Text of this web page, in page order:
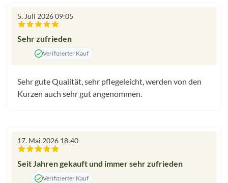
5. Juli 2026 09:05
Sehr zufrieden
Verifizierter Kauf
Sehr gute Qualität, sehr pflegeleicht, werden von den
Kurzen auch sehr gut angenommen.
17. Mai 2026 18:40
Seit Jahren gekauft und immer sehr zufrieden
Verifizierter Kauf